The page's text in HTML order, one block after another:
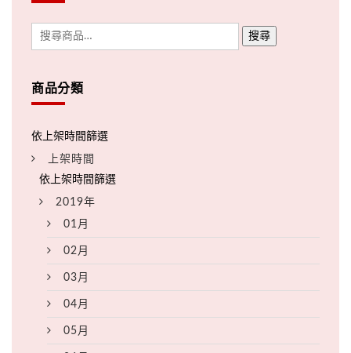
搜尋
商品分類
上架時間
2019年
01月
02月
03月
04月
05月